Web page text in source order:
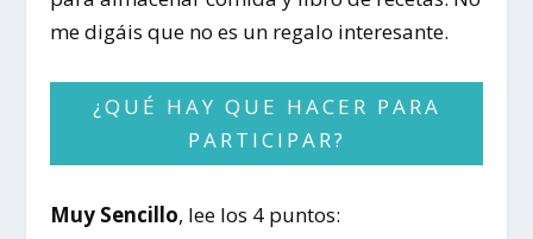
me digáis que no es un regalo interesante.
¿QUÉ HAY QUE HACER PARA
PARTICIPAR?
Muy Sencillo, lee los 4 puntos: